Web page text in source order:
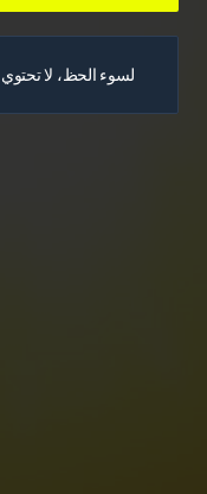
لسوء الحظ، لا